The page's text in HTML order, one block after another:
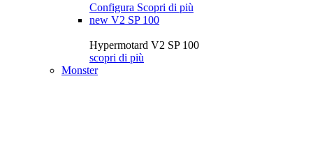
Configura Scopri di più
new V2 SP 100
Hypermotard V2 SP 100
scopri di più
Monster